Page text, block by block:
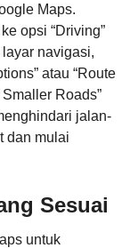
Maps.
opsi “Driving”
layar navigasi,
atau “Route
Roads”
jalan-
dan mulai
Sesuai
untuk